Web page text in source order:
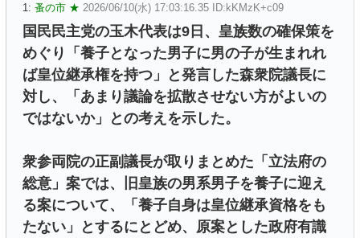
1: 蚤の市 ★ 2026/06/10(水) 17:03:16.35 ID:kKMzK+c09
国民民主党の玉木代表は9日、皇族数の確保策を
めぐり「養子となった男子に男の子が生まれれ
ば皇位継承権を持つ」と発言した森衆院議長に
対し、「あまり議論を拡散させない方がよいの
ではないか」との考えを示した。
衆参両院の正副議長が取りまとめた「立法府の
総意」案では、旧皇族の男系男子を養子に迎え
る案について、「養子自身は皇位継承資格をも
たない」とするにとどめ、原案とした政府有識